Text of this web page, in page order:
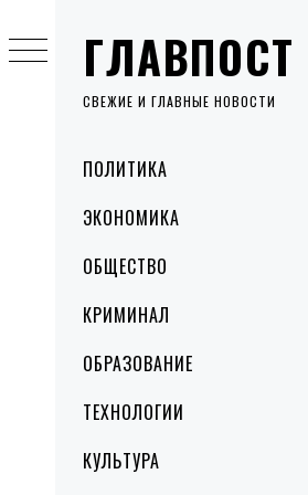
ГЛАВПОСТ
СВЕЖИЕ И ГЛАВНЫЕ НОВОСТИ
MenuПОЛИТИКА
ЭКОНОМИКА
ОБЩЕСТВО
КРИМИНАЛ
ОБРАЗОВАНИЕ
ТЕХНОЛОГИИ
КУЛЬТУРА
to
content